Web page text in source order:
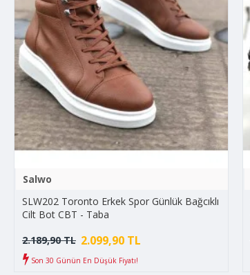
Salwo
SLW202 Toronto Erkek Spor Günlük Bağcıklı
Cilt Bot CBT - Taba
2.099,90 TL
2.189,90 TL
Son 30 Günün En Düşük Fiyatı!